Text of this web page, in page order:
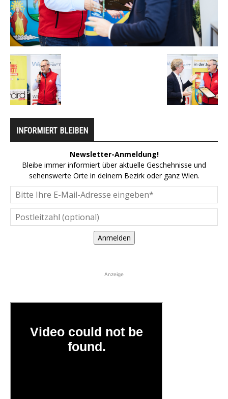
INFORMIERT BLEIBEN
Newsletter-Anmeldung!
Bleibe immer informiert über aktuelle Geschehnisse und
sehenswerte Orte in deinem Bezirk oder ganz Wien.
Anmelden
Anzeige